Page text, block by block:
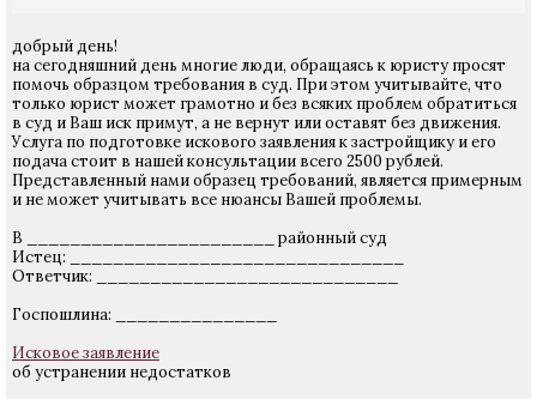
добрый день!
на сегодняшний день многие люди, обращаясь к юристу просят
помочь образцом требования в суд. При этом учитывайте, что
только юрист может грамотно и без всяких проблем обратиться
в суд и Ваш иск примут, а не вернут или оставят без движения.
Услуга по подготовке искового заявления к застройщику и его
подача стоит в нашей консультации всего 2500 рублей.
Представленный нами образец требований, является примерным
и не может учитывать все нюансы Вашей проблемы.
В _______________________ районный суд
Истец: _______________________________
Ответчик: ____________________________
Госпошлина: _______________
Исковое заявление
об устранении недостатков